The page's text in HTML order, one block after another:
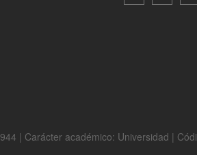
| Carácter académico: Universidad |